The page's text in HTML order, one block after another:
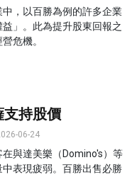
，以百勝為例的許多企業
」。此為提升股東回報之
危機。
支持股價
06-24
與達美樂（Domino's）等
表現疲弱。百勝出售必勝